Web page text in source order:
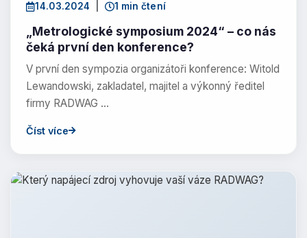
14.03.2024 1 min čtení
„Metrologické symposium 2024“ – co nás
čeká první den konference?
V první den sympozia organizátoři konference: Witold
Lewandowski, zakladatel, majitel a výkonný ředitel
firmy RADWAG …
Číst více